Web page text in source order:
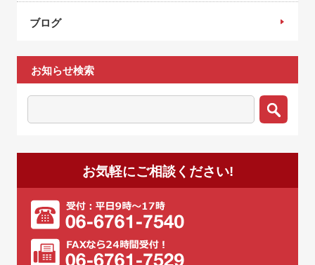
ブログ
お知らせ検索
お気軽にご相談ください!